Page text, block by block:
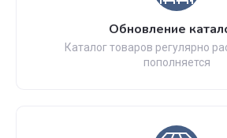
Обновление
Каталог товаров регулярно
пополняется